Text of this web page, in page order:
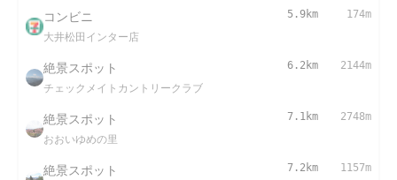
コンビニ
大井松田インター店
5.9km 174m
絶景スポット
チェックメイトカントリークラブ
6.2km 2144m
絶景スポット
おおいゆめの里
7.1km 2748m
絶景スポット 7.2km 1157m